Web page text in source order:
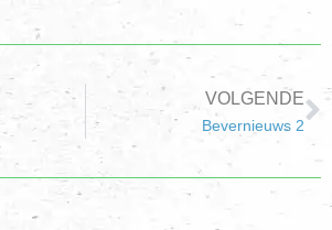
VOLGENDE
Bevernieuws 2